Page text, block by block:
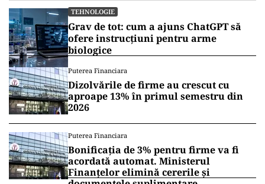
TEHNOLOGIE
Grav de tot: cum a ajuns ChatGPT să
ofere instrucțiuni pentru arme
biologice
Puterea Financiara
Dizolvările de firme au crescut cu
aproape 13% în primul semestru din
2026
Puterea Financiara
Bonificația de 3% pentru firme va fi
acordată automat. Ministerul
Finanțelor elimină cererile și